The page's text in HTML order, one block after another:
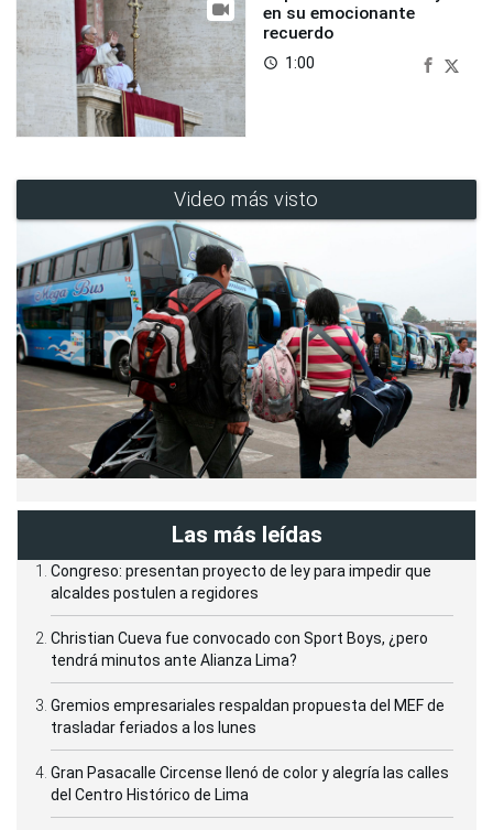
en su emocionante
recuerdo
access_time 1:00
Video más visto
Las más leídas
Congreso: presentan proyecto de ley para impedir que
alcaldes postulen a regidores
Christian Cueva fue convocado con Sport Boys, ¿pero
tendrá minutos ante Alianza Lima?
Gremios empresariales respaldan propuesta del MEF de
trasladar feriados a los lunes
Gran Pasacalle Circense llenó de color y alegría las calles
del Centro Histórico de Lima